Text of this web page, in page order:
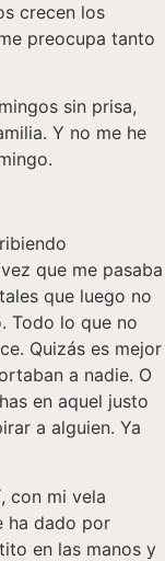
crecen los
preocupa tanto
sin prisa,
Y no me he
que me pasaba
que luego no
Todo lo que no
Quizás es mejor
a nadie. O
en aquel justo
a alguien. Ya
con mi vela
ha dado por
en las manos y